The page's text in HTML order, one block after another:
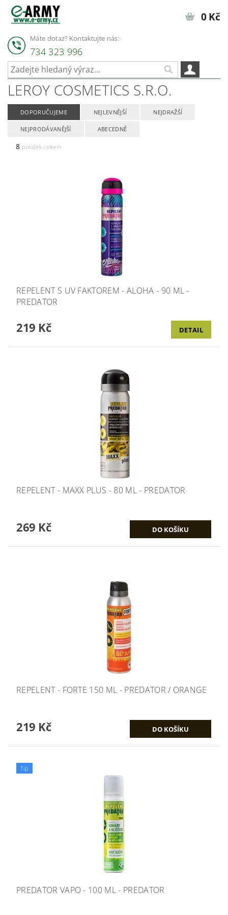
Máte dotaz? Kontaktujte nás:
734 323 996
0 Kč
LEROY COSMETICS S.R.O.
DOPORUČUJEME NEJLEVNĚJŠÍ NEJDRAŽŠÍ
NEJPRODÁVANĚJŠÍ ABECEDNĚ
8 položek celkem
REPELENT S UV FAKTOREM - ALOHA - 90 ML -
PREDATOR
219 Kč DETAIL
REPELENT - MAXX PLUS - 80 ML - PREDATOR
269 Kč
REPELENT - FORTE 150 ML - PREDATOR / ORANGE
219 Kč
Tip
PREDATOR VAPO - 100 ML - PREDATOR